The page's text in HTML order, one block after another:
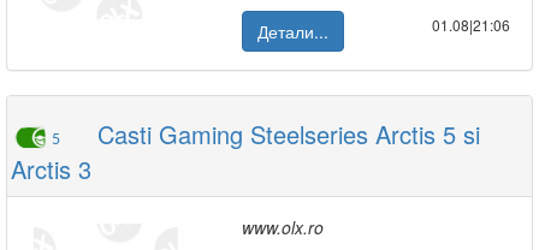
Детали...
01.08|21:06
5
Casti Gaming Steelseries Arctis 5 si
Arctis 3
www.olx.ro